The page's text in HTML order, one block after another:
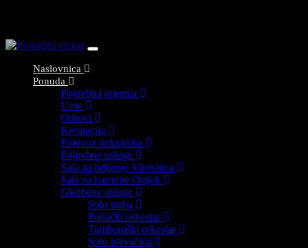
Toggle
Naslovnica
Ponuda
Pogrebna oprema
Urne
Odrovi
Kremacija
Prijevoz pokojnika
Pogrebne usluge
Sala za bdijenje Virovitica
Sala za karmine Osijek
Glazbene usluge
Solo truba
Puhački orkestar
Tamburaški orkestar
Solo pjevačica